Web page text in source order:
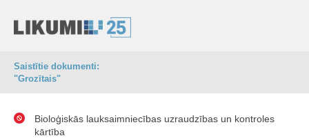
Saistītie dokumenti:
"Grozītais"
Bioloģiskās lauksaimniecības uzraudzības un kontroles
kārtība